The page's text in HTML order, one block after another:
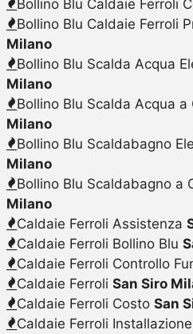
Bollino Blu Caldaie Ferroli
Bollino Blu Caldaie Ferroli
Milano
Bollino Blu Scalda Acqua
Milano
Bollino Blu Scalda Acqua a
Milano
Bollino Blu Scaldabagno
Milano
Bollino Blu Scaldabagno a
Milano
Caldaie Ferroli Assistenza
Caldaie Ferroli Bollino Blu
Caldaie Ferroli Controllo
Caldaie Ferroli San Siro
Caldaie Ferroli Costo San
Caldaie Ferroli Installazione